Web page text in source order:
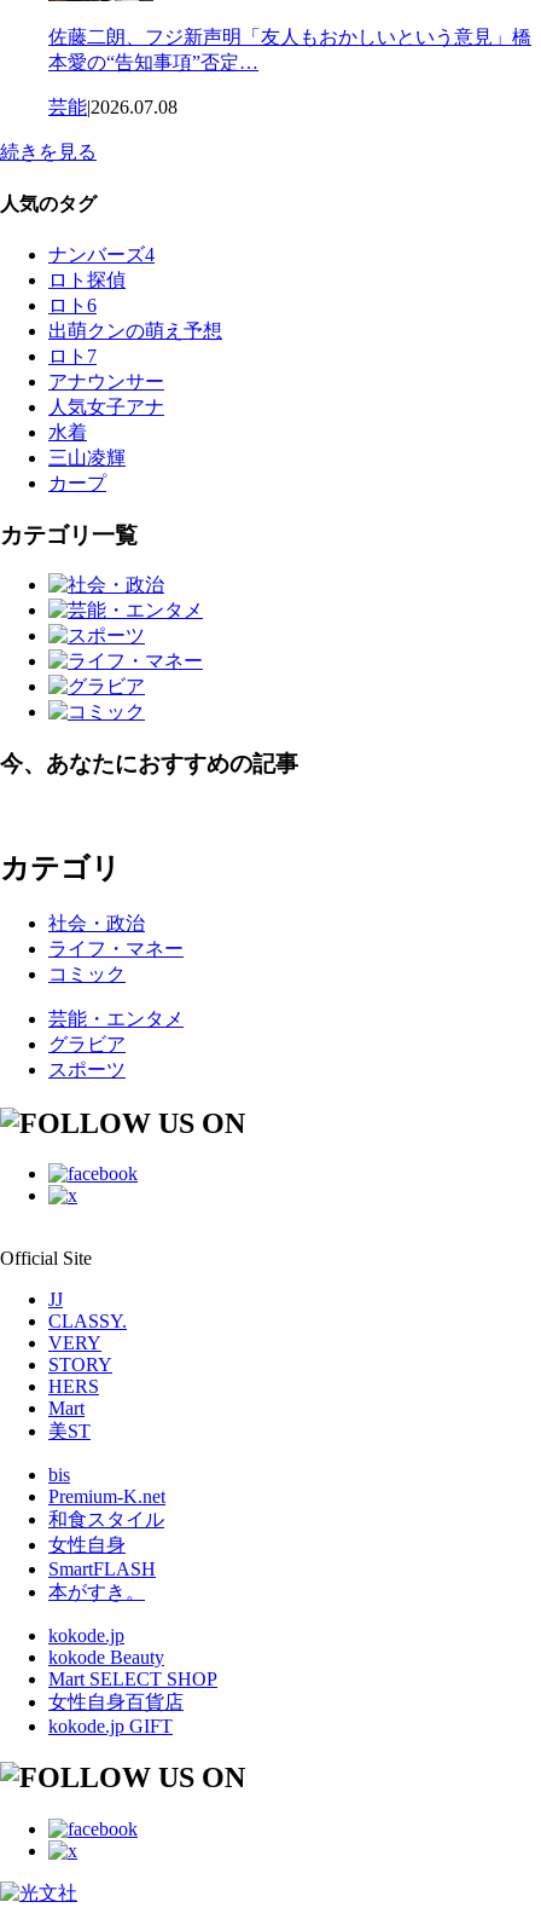
佐藤二朗、フジ新声明「友人もおかしいという意見」橋
本愛の“告知事項”否定…
芸能|2026.07.08
続きを見る
人気のタグ
ナンバーズ4
ロト探偵
ロト6
出萌クンの萌え予想
ロト7
アナウンサー
人気女子アナ
水着
三山凌輝
カープ
カテゴリ一覧
今、あなたにおすすめの記事
カテゴリ
社会・政治
ライフ・マネー
コミック
芸能・エンタメ
グラビア
スポーツ
Official Site
JJ
CLASSY.
VERY
STORY
HERS
Mart
美ST
bis
Premium-K.net
和食スタイル
女性自身
SmartFLASH
本がすき。
kokode.jp
kokode Beauty
Mart SELECT SHOP
女性自身百貨店
kokode.jp GIFT